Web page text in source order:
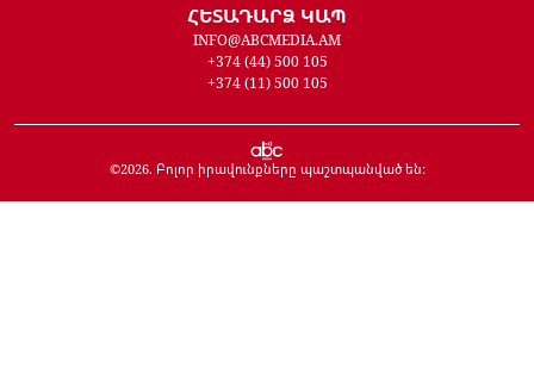
ՀԵՏԱԴԱՐՁ ԿԱՊ
INFO@ABCMEDIA.AM
+374 (44) 500 105
+374 (11) 500 105
©2026. Բոլոր իրավունքները պաշտպանված են: